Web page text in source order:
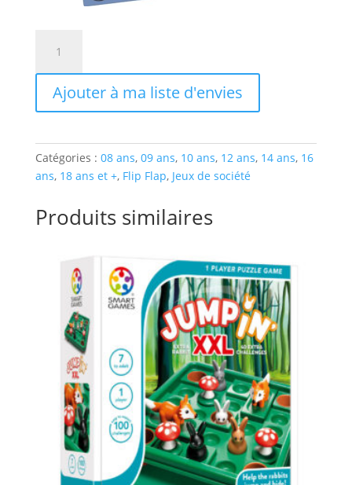
TANDEM
Ajouter à ma liste d'envies
Catégories : 08 ans, 09 ans, 10 ans, 12 ans, 14 ans, 16
ans, 18 ans et +, Flip Flap, Jeux de société
Produits similaires